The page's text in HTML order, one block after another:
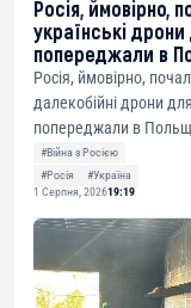
Росія, ймовірно,
українські
попереджали в
Росія, ймовірно,
далекобійні дрони
попереджали в
#Війна з Росією
#Росія
#Україна
1 Серпня, 202619:19